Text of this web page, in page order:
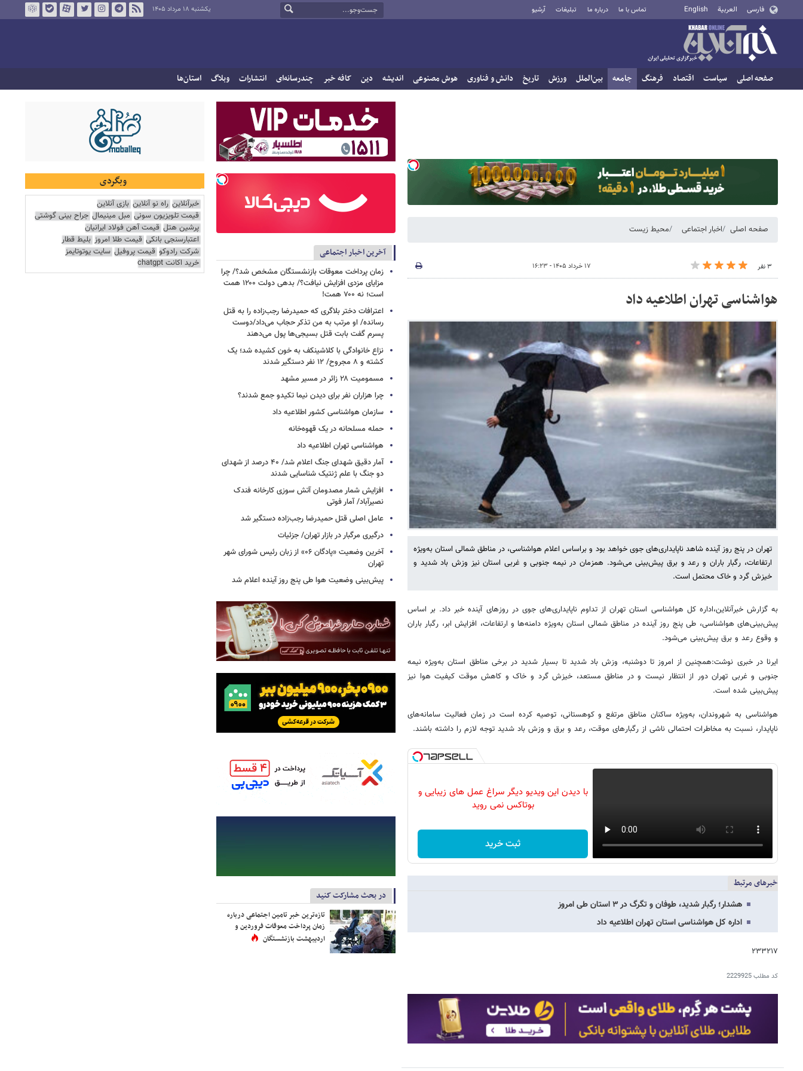
فارسی العربية English تماس با ما درباره ما تبلیغات آرشیو یکشنبه ۱۸ مرداد ۱۴۰۵
صفحه اصلی سیاست اقتصاد فرهنگ جامعه بین‌الملل ورزش تاریخ دانش و فناوری هوش مصنوعی اندیشه دین کافه خبر چندرسانه‌ای انتشارات وبلاگ استان‌ها
صفحه اصلی اخبار اجتماعی محیط زیست
۳ نفر ۱۷ خرداد ۱۴۰۵ - ۱۶:۲۳
هواشناسی تهران اطلاعیه داد
تهران در پنج روز آینده شاهد ناپایداری‌های جوی خواهد بود و براساس اعلام هواشناسی، در مناطق شمالی استان به‌ویژه
ارتفاعات، رگبار باران و رعد و برق پیش‌بینی می‌شود. همزمان در نیمه جنوبی و غربی استان نیز وزش باد شدید و
خیزش گرد و خاک محتمل است.
به گزارش خبرآنلاین،اداره کل هواشناسی استان تهران از تداوم ناپایداری‌های جوی در روزهای آینده خبر داد. بر اساس
پیش‌بینی‌های هواشناسی، طی پنج روز آینده در مناطق شمالی استان به‌ویژه دامنه‌ها و ارتفاعات، افزایش ابر، رگبار باران
و وقوع رعد و برق پیش‌بینی می‌شود.
ایرنا در خبری نوشت:همچنین از امروز تا دوشنبه، وزش باد شدید تا بسیار شدید در برخی مناطق استان به‌ویژه نیمه
جنوبی و غربی تهران دور از انتظار نیست و در مناطق مستعد، خیزش گرد و خاک و کاهش موقت کیفیت هوا نیز
پیش‌بینی شده است.
هواشناسی به شهروندان، به‌ویژه ساکنان مناطق مرتفع و کوهستانی، توصیه کرده است در زمان فعالیت سامانه‌های
ناپایدار، نسبت به مخاطرات احتمالی ناشی از رگبارهای موقت، رعد و برق و وزش باد شدید توجه لازم را داشته باشند.
با دیدن این ویدیو دیگر سراغ عمل های زیبایی و
بوتاکس نمی روید
ثبت خرید
خبرهای مرتبط
هشدار؛ رگبار شدید، طوفان و تگرگ در ۳ استان طی امروز
اداره کل هواشناسی استان تهران اطلاعیه داد
۲۳۳۲۱۷
کد مطلب2229925
آخرین اخبار اجتماعی
زمان پرداخت معوقات بازنشستگان مشخص شد؟/ چرا
مزایای مزدی افزایش نیافت؟/ بدهی دولت ۱۲۰۰ همت
است؛ نه ۷۰۰ همت!
اعترافات دختر بلاگری که حمیدرضا رجب‌زاده را به قتل
رسانده/ او مرتب به من تذکر حجاب می‌داد/دوست
پسرم گفت بابت قتل بسیجی‌ها پول می‌دهند
نزاع خانوادگی با کلاشینکف به خون کشیده شد؛ یک
کشته و ۸ مجروح/ ۱۲ نفر دستگیر شدند
مسمومیت ۲۸ زائر در مسیر مشهد
چرا هزاران نفر برای دیدن نیما تکیدو جمع شدند؟
سازمان هواشناسی کشور اطلاعیه داد
حمله مسلحانه در یک قهوه‌خانه
هواشناسی تهران اطلاعیه داد
آمار دقیق شهدای جنگ اعلام شد/ ۴۰ درصد از شهدای
دو جنگ با علم ژنتیک شناسایی شدند
افزایش شمار مصدومان آتش سوزی کارخانه فندک
نصیرآباد/ آمار فوتی
عامل اصلی قتل حمیدرضا رجب‌زاده دستگیر شد
درگیری مرگبار در بازار تهران/ جزئیات
آخرین وضعیت «پادگان ۰۶» از زبان رئیس شورای شهر
تهران
پیش‌بینی وضعیت هوا طی پنج روز آینده اعلام شد
در بحث مشارکت کنید
تازه‌ترین خبر تامین اجتماعی درباره
زمان پرداخت معوقات فروردین و
اردیبهشت بازنشستگان
وبگردی
خبرآنلاین راه نو آنلاین بازی آنلاین
قیمت تلویزیون سونی مبل مینیمال جراح بینی گوشتی
پرشین هتل قیمت آهن فولاد ایرانیان
اعتبارسنجی بانکی قیمت طلا امروز بلیط قطار
شرکت رادوکو قیمت پروفیل سایت یوتوتایمز
خرید اکانت chatgpt